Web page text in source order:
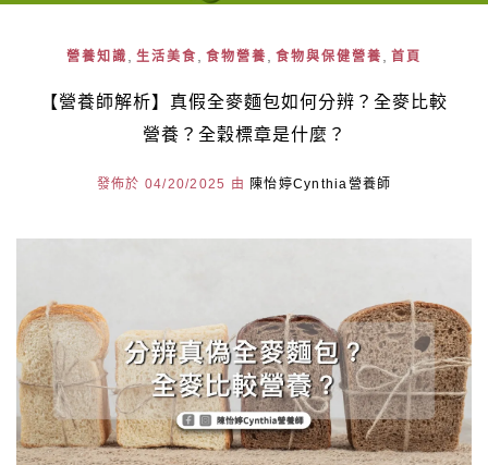
營養知識 生活美食 食物營養 食物與保健營養 首頁
【營養師解析】真假全麥麵包如何分辨？全麥比較
營養？全穀標章是什麼？
發佈於 04/20/2025 由 陳怡婷Cynthia營養師